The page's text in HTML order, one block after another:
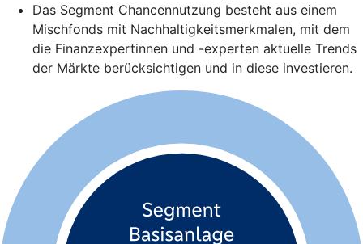
Das Segment Chancennutzung besteht aus einem
Mischfonds mit Nachhaltigkeitsmerkmalen, mit dem
die Finanzexpertinnen und -experten aktuelle Trends
der Märkte berücksichtigen und in diese investieren.